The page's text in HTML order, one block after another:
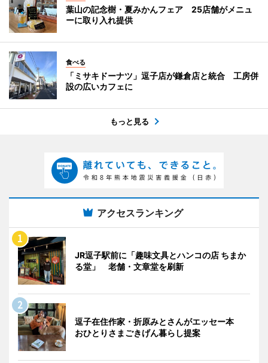
葉山の記念樹・夏みかんフェア 25店舗がメニュ
ーに取り入れ提供
食べる
「ミサキドーナツ」逗子店が鎌倉店と統合 工房併
設の広いカフェに
もっと見る
アクセスランキング
JR逗子駅前に「趣味文具とハンコの店 ちまか
る堂」 老舗・文章堂を刷新
逗子在住作家・折原みとさんがエッセー本
おひとりさまごきげん暮らし提案